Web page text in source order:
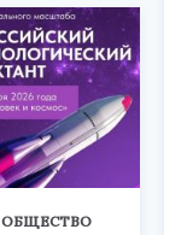
ОБЩЕСТВО